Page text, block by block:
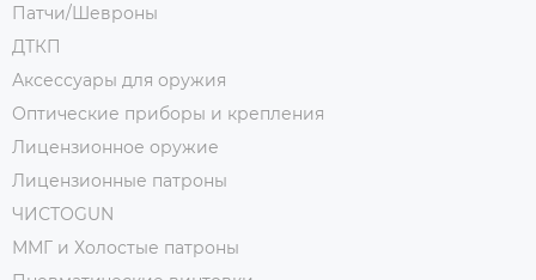
Патчи/Шевроны
ДТКП
Аксессуары для оружия
Оптические приборы и крепления
Лицензионное оружие
Лицензионные патроны
ЧИСТОGUN
ММГ и Холостые патроны